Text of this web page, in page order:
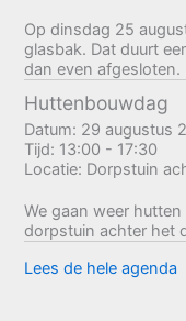
Op dinsdag 25
glasbak. Dat duurt
dan even afgesloten.
Huttenbouwdag
Datum: 29 augustus
Tijd: 13:00 - 17:30
Locatie: Dorpstuin
We gaan weer
dorpstuin achter het
Lees de hele agenda